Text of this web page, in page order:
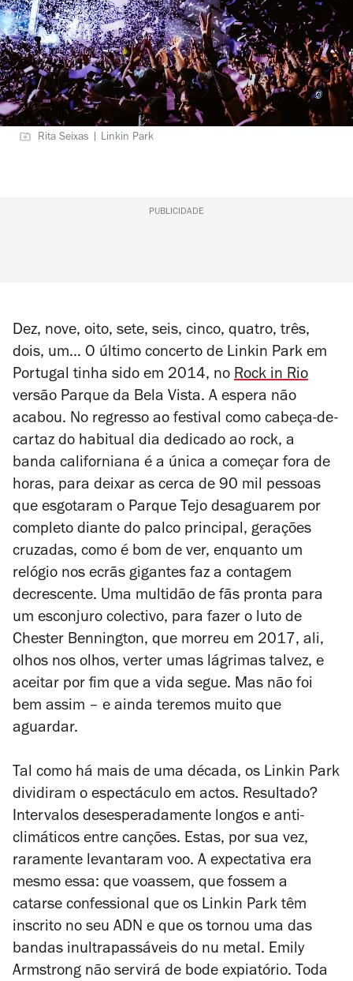
Rita Seixas | Linkin Park
PUBLICIDADE
Dez, nove, oito, sete, seis, cinco, quatro, três,
dois, um… O último concerto de Linkin Park em
Portugal tinha sido em 2014, no Rock in Rio
versão Parque da Bela Vista. A espera não
acabou. No regresso ao festival como cabeça-de-
cartaz do habitual dia dedicado ao rock, a
banda californiana é a única a começar fora de
horas, para deixar as cerca de 90 mil pessoas
que esgotaram o Parque Tejo desaguarem por
completo diante do palco principal, gerações
cruzadas, como é bom de ver, enquanto um
relógio nos ecrãs gigantes faz a contagem
decrescente. Uma multidão de fãs pronta para
um esconjuro colectivo, para fazer o luto de
Chester Bennington, que morreu em 2017, ali,
olhos nos olhos, verter umas lágrimas talvez, e
aceitar por fim que a vida segue. Mas não foi
bem assim – e ainda teremos muito que
aguardar.
Tal como há mais de uma década, os Linkin Park
dividiram o espectáculo em actos. Resultado?
Intervalos desesperadamente longos e anti-
climáticos entre canções. Estas, por sua vez,
raramente levantaram voo. A expectativa era
mesmo essa: que voassem, que fossem a
catarse confessional que os Linkin Park têm
inscrito no seu ADN e que os tornou uma das
bandas inultrapassáveis do nu metal. Emily
Armstrong não servirá de bode expiatório. Toda